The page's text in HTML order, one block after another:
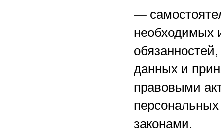
—
необходимых
данных и
правовыми
законами.